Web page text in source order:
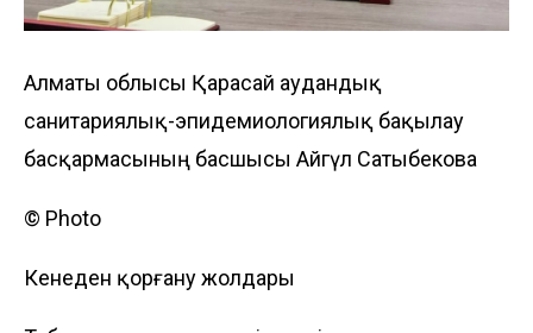
Алматы облысы Қарасай аудандық
санитариялық-эпидемиологиялық бақылау
басқармасының басшысы Айгүл Сатыбекова
© Photo
Кенеден қорғану жолдары